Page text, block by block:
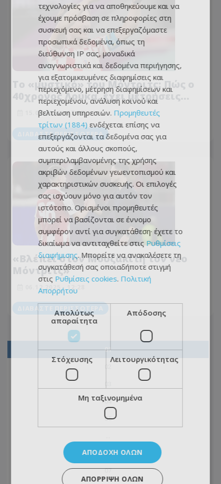
Το «μυστικό» του Μόντριτς: Πώς ο
40χρονος Λούκα, έχει μετρήσεις
30άρη!
15.01.2026 - 13:55
ΔΙΑΒΆΣΤΕ ΠΕΡΙΣΣΌΤΕΡΑ
«Βλέπει στον Μουζακίτη τον νέο
Μόντριτς»
06.12.2025 - 12:28
ΔΙΑΒΆΣΤΕ ΠΕΡΙΣΣΌΤΕΡΑ
01
04
05
06
07
τεχνολογίες για να αποθηκεύουμε και να
έχουμε πρόσβαση σε πληροφορίες στη
συσκευή σας και να επεξεργαζόμαστε
προσωπικά δεδομένα, όπως τη
διεύθυνση IP σας, μοναδικά
αναγνωριστικά και δεδομένα περιήγησης,
για εξατομικευμένες διαφημίσεις και
περιεχόμενο, μέτρηση διαφημίσεων και
περιεχομένου, ανάλυση κοινού και
βελτίωση υπηρεσιών. Προμηθευτές
τρίτων (1884) ενδέχεται επίσης να
επεξεργάζονται τα δεδομένα σας για
αυτούς και άλλους σκοπούς,
συμπεριλαμβανομένης της χρήσης
ακριβών δεδομένων γεωεντοπισμού και
χαρακτηριστικών συσκευής. Οι επιλογές
σας ισχύουν μόνο για αυτόν τον
ιστότοπο. Ορισμένοι προμηθευτές
μπορεί να βασίζονται σε έννομο
συμφέρον αντί για συγκατάθεση· έχετε το
δικαίωμα να αντιταχθείτε στις Ρυθμίσεις
διαφήμισης. Μπορείτε να ανακαλέσετε τη
συγκατάθεσή σας οποιαδήποτε στιγμή
στις Ρυθμίσεις cookies. Πολιτική
Απορρήτου
Απολύτως
απαραίτητα
Απόδοσης
Στόχευσης Λειτουργικότητας
Μη ταξινομημένα
ΑΠΟΔΟΧΉ ΌΛΩΝ
ΑΠΌΡΡΙΨΗ ΌΛΩΝ